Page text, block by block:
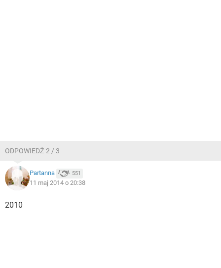
ODPOWIEDŹ 2 / 3
Partanna 551
11 maj 2014 o 20:38
2010